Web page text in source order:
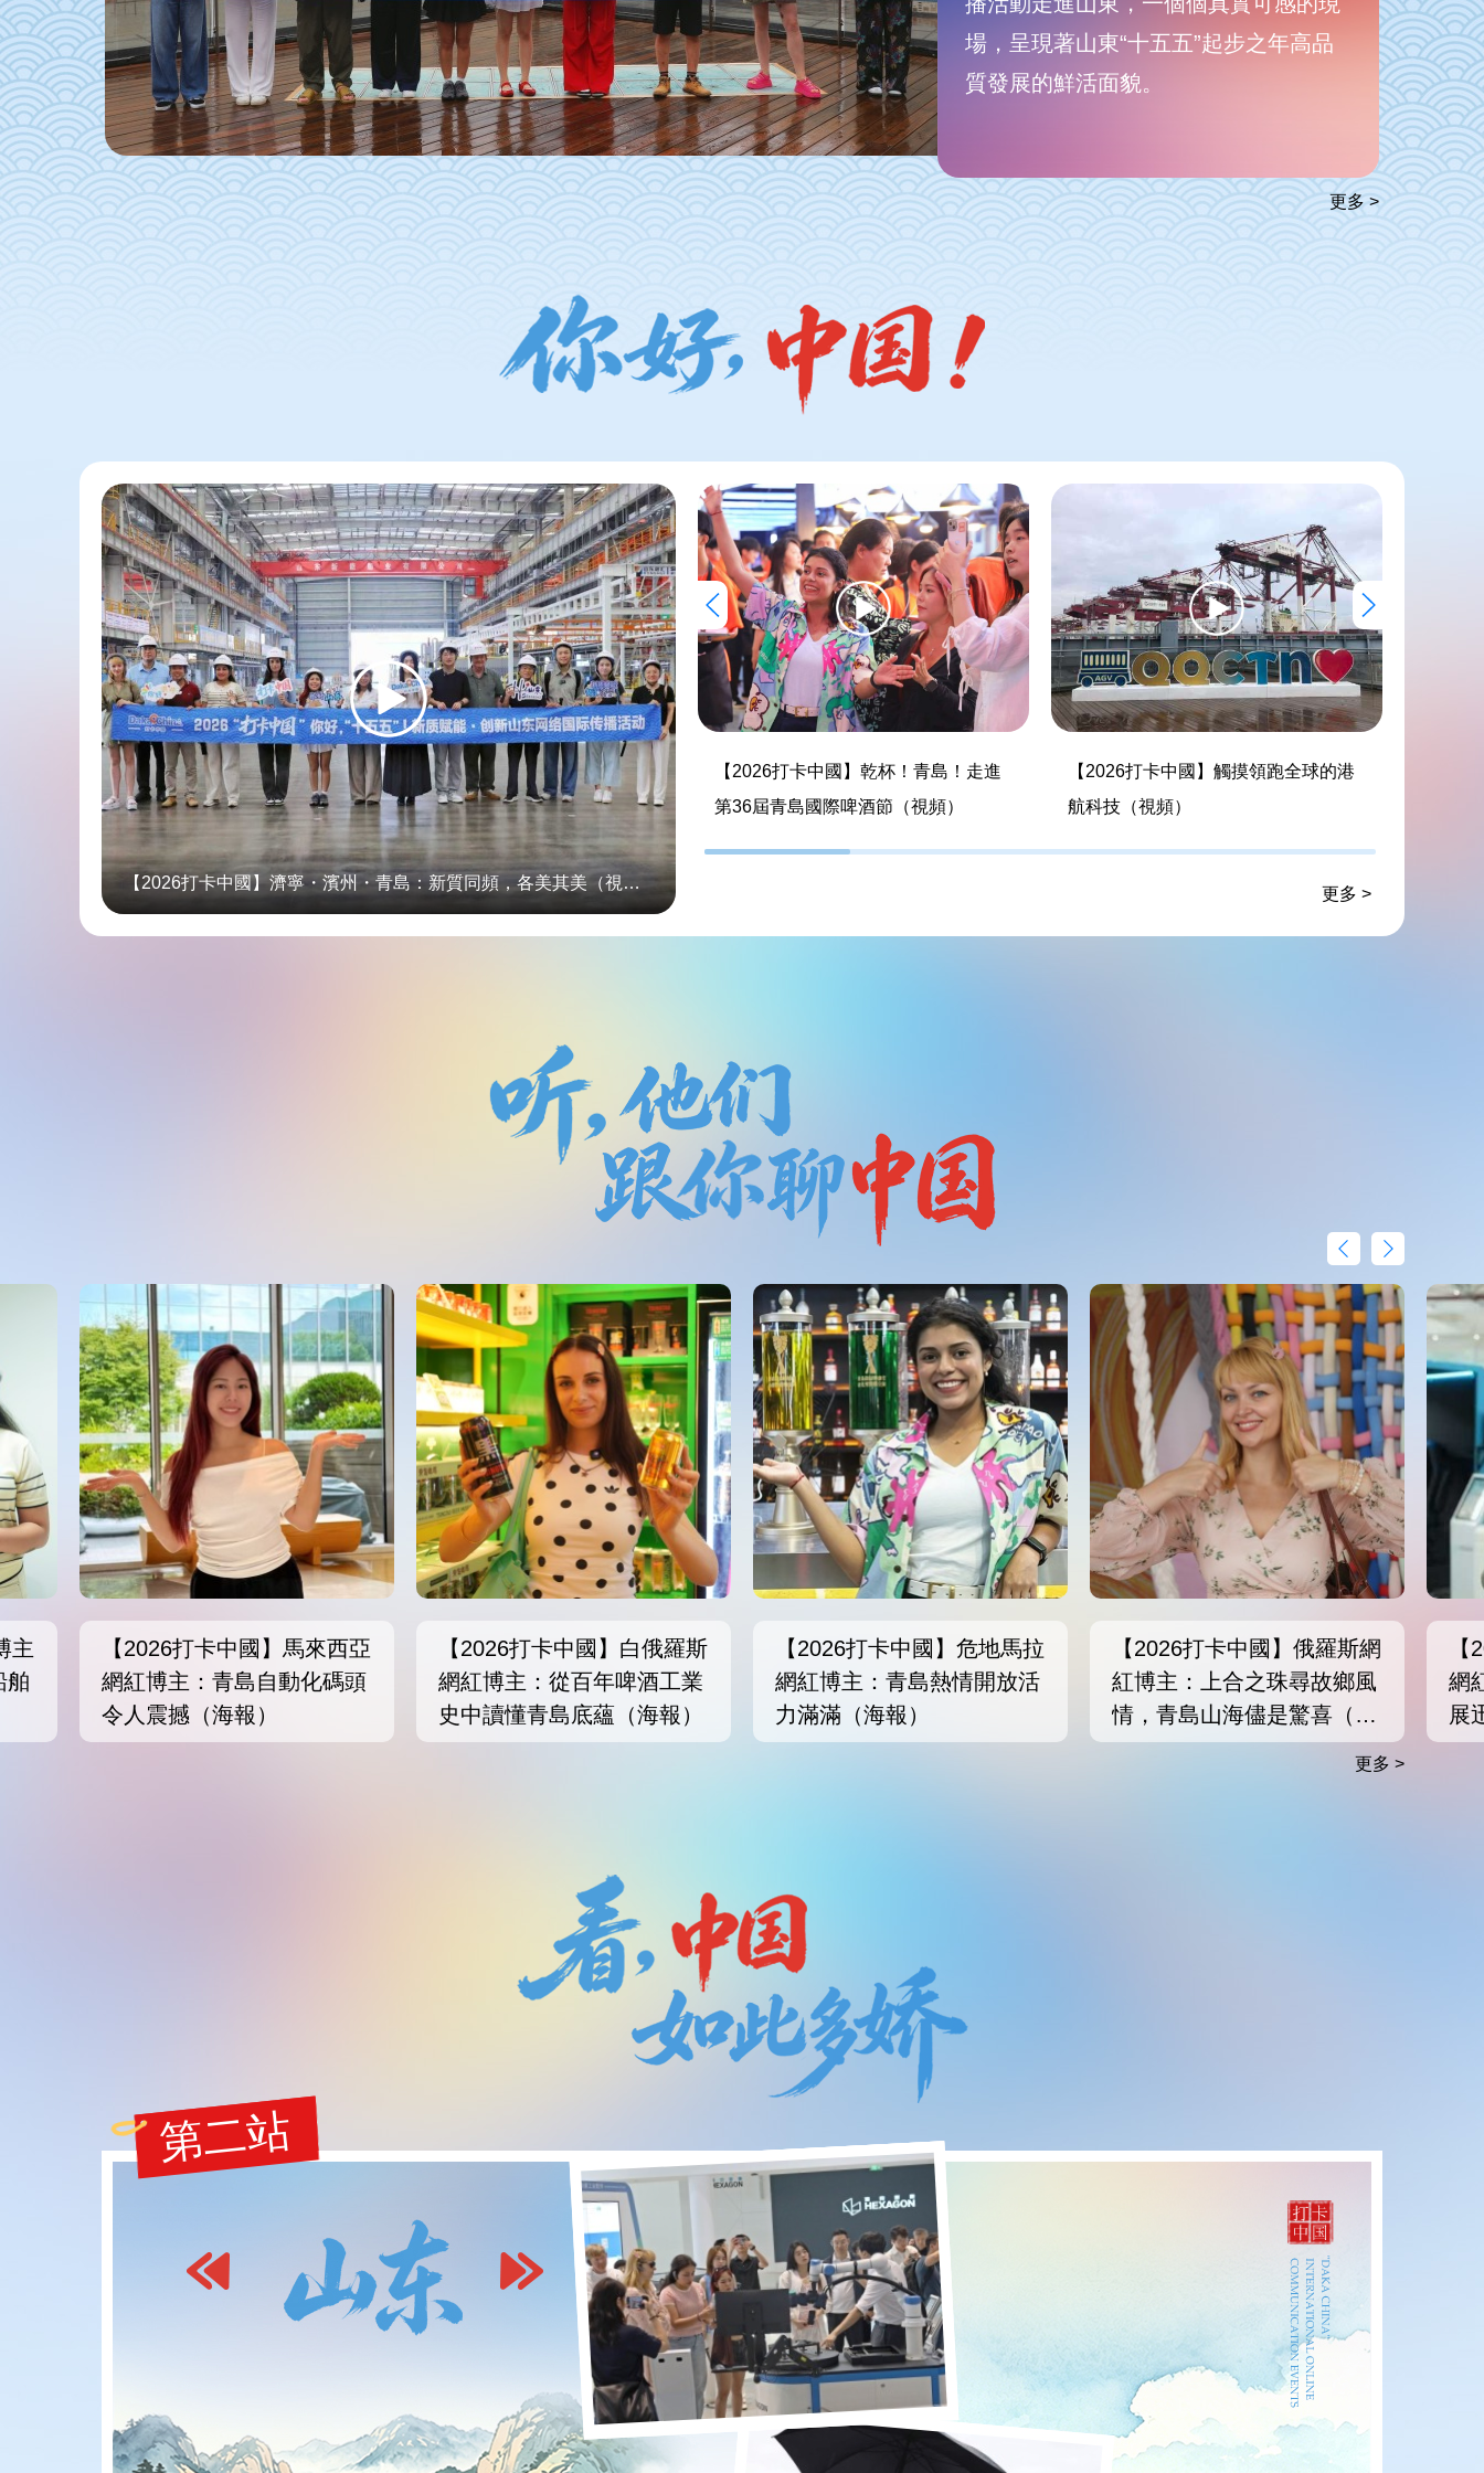
場，呈現著山東“十五五”起步之年高品
質發展的鮮活面貌。
更多 >
【2026打卡中國】濟寧・濱州・青島：新質同頻，各美其美（視頻）
【2026打卡中國】乾杯！青島！走進
第36屆青島國際啤酒節（視頻）
【2026打卡中國】觸摸領跑全球的港
航科技（視頻）
更多 >
主
舶
【2026打卡中國】馬來西亞
網紅博主：青島自動化碼頭
令人震撼（海報）
【2026打卡中國】白俄羅斯
網紅博主：從百年啤酒工業
史中讀懂青島底蘊（海報）
【2026打卡中國】危地馬拉
網紅博主：青島熱情開放活
力滿滿（海報）
【2026打卡中國】俄羅斯網
紅博主：上合之珠尋故鄉風
情，青島山海儘是驚喜（海
報）
網
展
更多 >
第一站
第二站